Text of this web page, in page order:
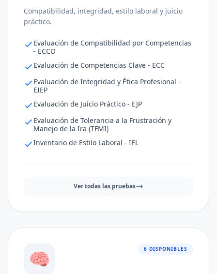
Consistencia de respuestas
Compatibilidad, integridad, estilo laboral y juicio
práctico.
Evaluación de Compatibilidad por Competencias
- ECCO
Evaluación de Competencias Clave - ECC
Evaluación de Integridad y Ética Profesional -
EIEP
Evaluación de Juicio Práctico - EJP
Evaluación de Tolerancia a la Frustración y
Manejo de la Ira (TFMI)
Inventario de Estilo Laboral - IEL
Ver todas las pruebas
🧠 6 DISPONIBLES